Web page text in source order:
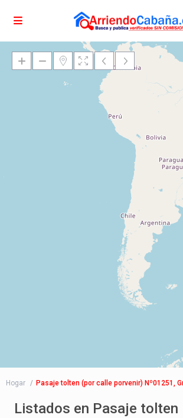
Cargando mapas
Hogar Pasaje tolten (por calle porvenir) Nº01251,
Listados en Pasaje tolten